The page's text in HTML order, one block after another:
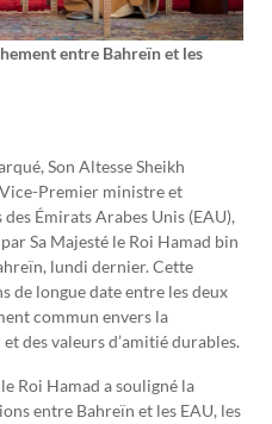
entre Bahreïn et les
Son Altesse Sheikh
Premier ministre et
Émirats Arabes Unis (EAU),
Sa Majesté le Roi Hamad bin
lundi dernier. Cette
de longue date entre les deux
commun envers la
des valeurs d’amitié durables.
Roi Hamad a souligné la
entre Bahreïn et les EAU, les